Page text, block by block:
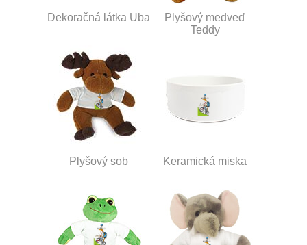
Dekoračná látka Uba
Plyšový medveď
Teddy
Plyšový sob Keramická miska